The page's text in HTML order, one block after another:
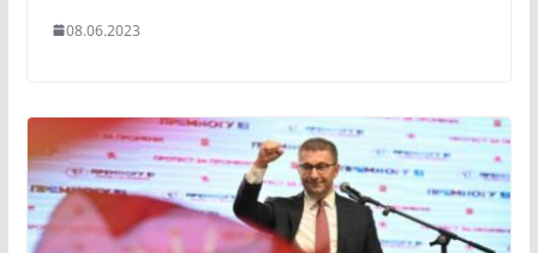
08.06.2023